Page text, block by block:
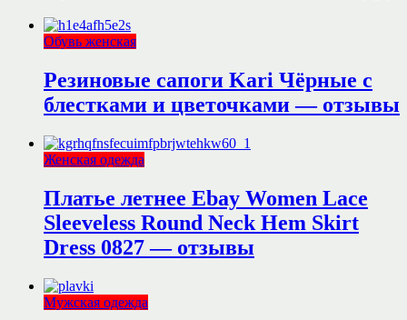
Обувь женская
Резиновые сапоги Kari Чёрные с
блестками и цветочками — отзывы
Женская одежда
Платье летнее Ebay Women Lace
Sleeveless Round Neck Hem Skirt
Dress 0827 — отзывы
Мужская одежда